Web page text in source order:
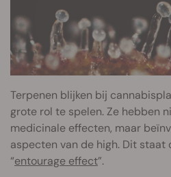
Terpenen blijken bij
grote rol te spelen. Ze hebben
medicinale effecten, maar
aspecten van de high. Dit staat
“entourage effect”.